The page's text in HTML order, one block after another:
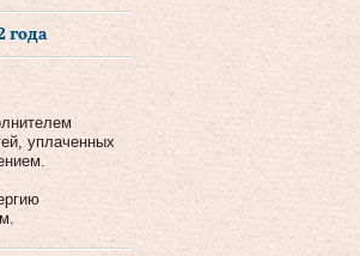
года
уплаченных